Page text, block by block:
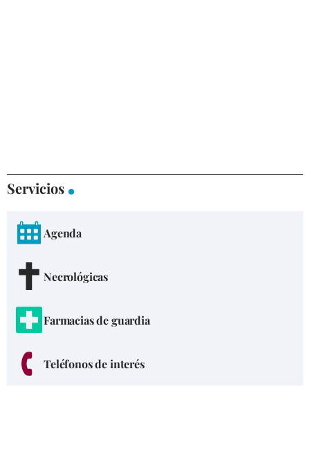
Servicios
Agenda
Necrológicas
Farmacias de guardia
Teléfonos de interés